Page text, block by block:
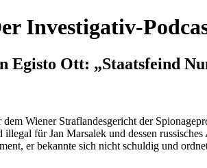
Investigativ-
Egisto Ott: „Staatsfeind
Wiener Straflandesgericht der
für Jan Marsalek und dessen
er bekannte sich nicht schuldig und